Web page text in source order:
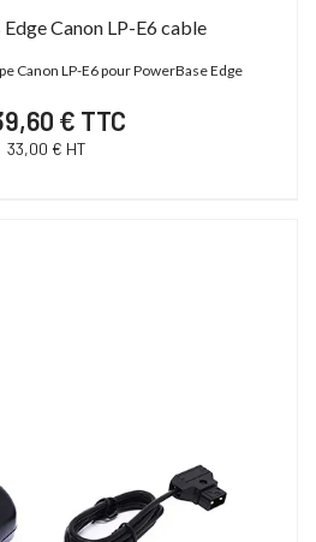
Canon LP-E6 cable
Canon LP-E6 pour PowerBase Edge
€ TTC
33,00 € HT